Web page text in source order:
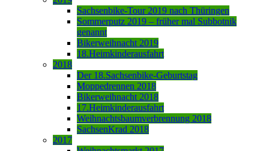
Sachsenbike-Tour 2019 nach Thüringen
Sommerputz 2019 – früher mal Subbotnik
genannt
Bikerweihnacht 2019
18.Heimkinderausfahrt
2018
Der 18.Sachsenbike-Geburtstag
Moppedrennen 2018
Bikerweihnacht 2018
17.Heimkinderausfahrt
Weihnachtsbaumverbrennung 2018
SachsenKrad 2018
2017